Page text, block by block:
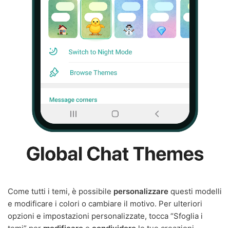
Come tutti i temi, è possibile personalizzare questi modelli
e modificare i colori o cambiare il motivo. Per ulteriori
opzioni e impostazioni personalizzate, tocca “Sfoglia i